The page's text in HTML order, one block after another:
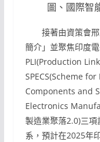
圖、國際智
接著由資策會邢
簡介」並聚焦印度
PLI(Production
SPECS(Scheme
Components and
Electronics
製造業聚落2.0)三
系，預計在2025年